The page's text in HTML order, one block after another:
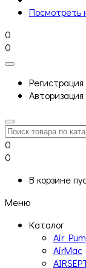
Посмотреть
0
0
Регистрация
Авторизация
0
0
В корзине
Меню
Каталог
Air
AirMac